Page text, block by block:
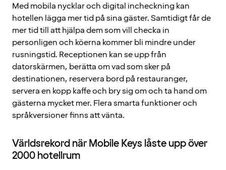
Med mobila nycklar och digital incheckning kan
hotellen lägga mer tid på sina gäster. Samtidigt får de
mer tid till att hjälpa dem som vill checka in
personligen och köerna kommer bli mindre under
rusningstid. Receptionen kan se upp från
datorskärmen, berätta om vad som sker på
destinationen, reservera bord på restauranger,
servera en kopp kaffe och bry sig om och ta hand om
gästerna mycket mer. Flera smarta funktioner och
språkversioner finns att vänta.
Världsrekord när Mobile Keys låste upp över
2000 hotellrum